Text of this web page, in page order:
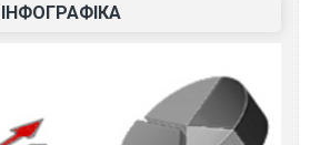
ІНФОГРАФІКА